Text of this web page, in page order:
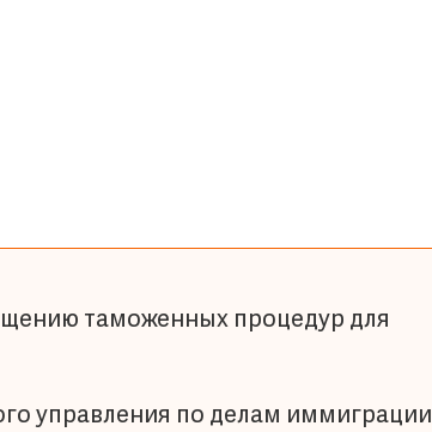
таможенных процедур для
управления по делам иммиграции